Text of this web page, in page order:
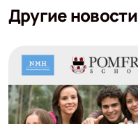
Другие новости